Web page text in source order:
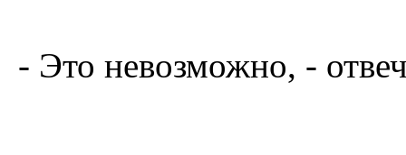
- Это невозможно, -